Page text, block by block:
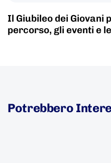
Il Giubileo dei Giovani
percorso, gli eventi e
Potrebbero